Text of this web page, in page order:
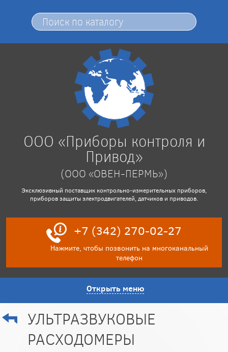
ООО «Приборы контроля и
Привод»
(ООО «ОВЕН-ПЕРМЬ»)
Эксклюзивный поставщик контрольно-измерительных приборов,
приборов защиты электродвигателей, датчиков и приводов.
+7 (342) 270-02-27
Нажмите, чтобы позвонить на многоканальный
телефон
Открыть меню
УЛЬТРАЗВУКОВЫЕ
РАСХОДОМЕРЫ